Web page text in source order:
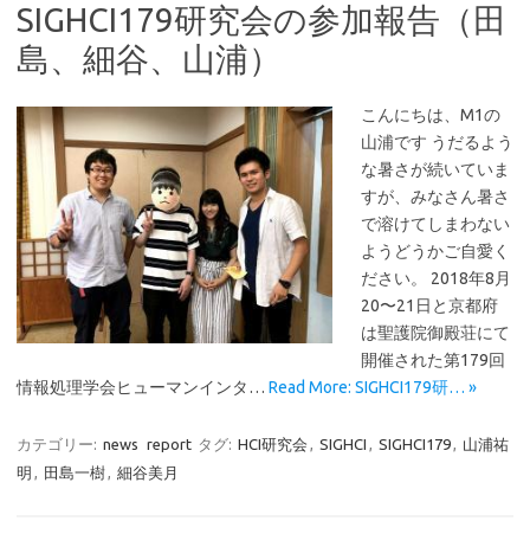
SIGHCI179研究会の参加報告（田
島、細谷、山浦）
こんにちは、M1の
山浦です うだるよう
な暑さが続いていま
すが、みなさん暑さ
で溶けてしまわない
ようどうかご自愛く
ださい。 2018年8月
20〜21日と京都府
は聖護院御殿荘にて
開催された第179回
情報処理学会ヒューマンインタ… Read More: SIGHCI179研… »
カテゴリー: news report タグ: HCI研究会 , SIGHCI , SIGHCI179, 山浦祐
明 , 田島一樹, 細谷美月